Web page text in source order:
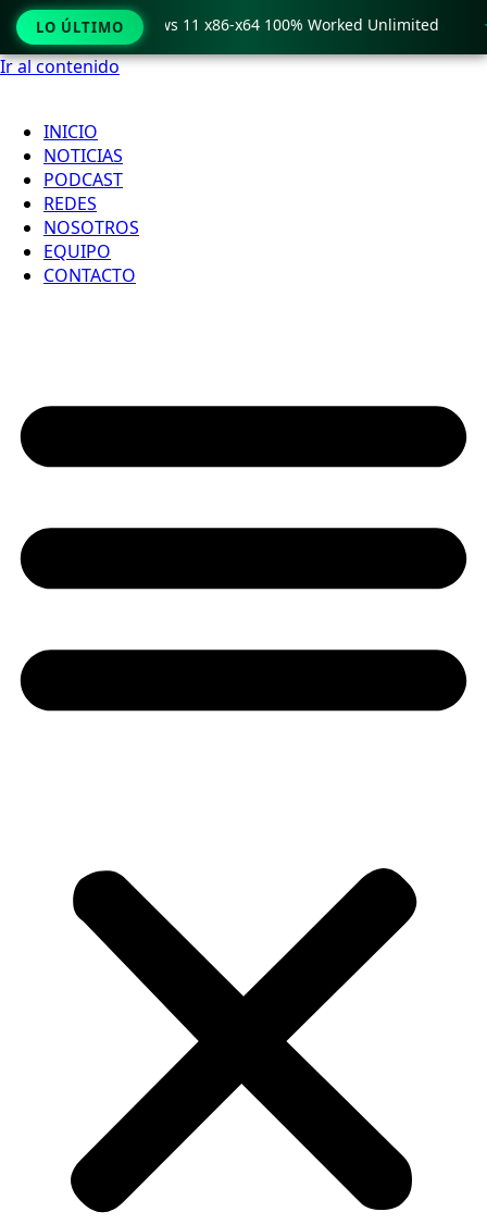
Ir al contenido
INICIO
NOTICIAS
PODCAST
REDES
NOSOTROS
EQUIPO
CONTACTO
LO ÚLTIMO
Crack only Windows 11 x86-x64 100% Worked Unlimited